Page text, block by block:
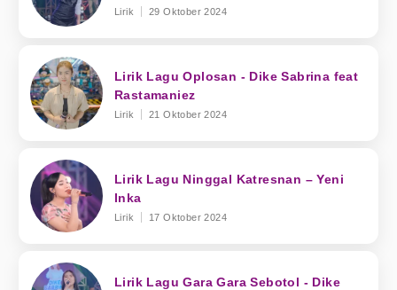
Lirik 29 Oktober 2024
Lirik Lagu Oplosan - Dike Sabrina feat
Rastamaniez
Lirik 21 Oktober 2024
Lirik Lagu Ninggal Katresnan – Yeni
Inka
Lirik 17 Oktober 2024
Lirik Lagu Gara Gara Sebotol - Dike